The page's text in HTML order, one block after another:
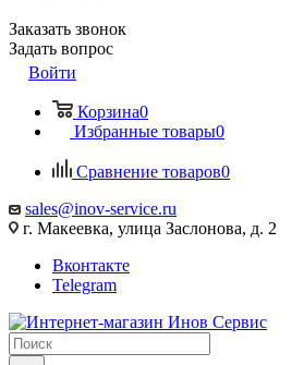
Заказать звонок
Задать вопрос
Войти
Корзина0
Избранные товары0
Сравнение товаров0
sales@inov-service.ru
г. Макеевка, улица Заслонова, д. 2
Вконтакте
Telegram